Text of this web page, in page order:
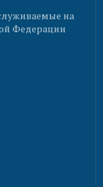
на
Федерации